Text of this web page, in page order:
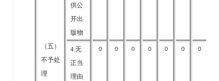
（五）
不予处
理
供公
开出
版物
4.无
正当
理由
0 0 0 0 0 0 0